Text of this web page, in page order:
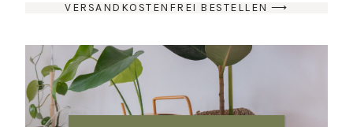
VERSANDKOSTENFREI BESTELLEN ⟶